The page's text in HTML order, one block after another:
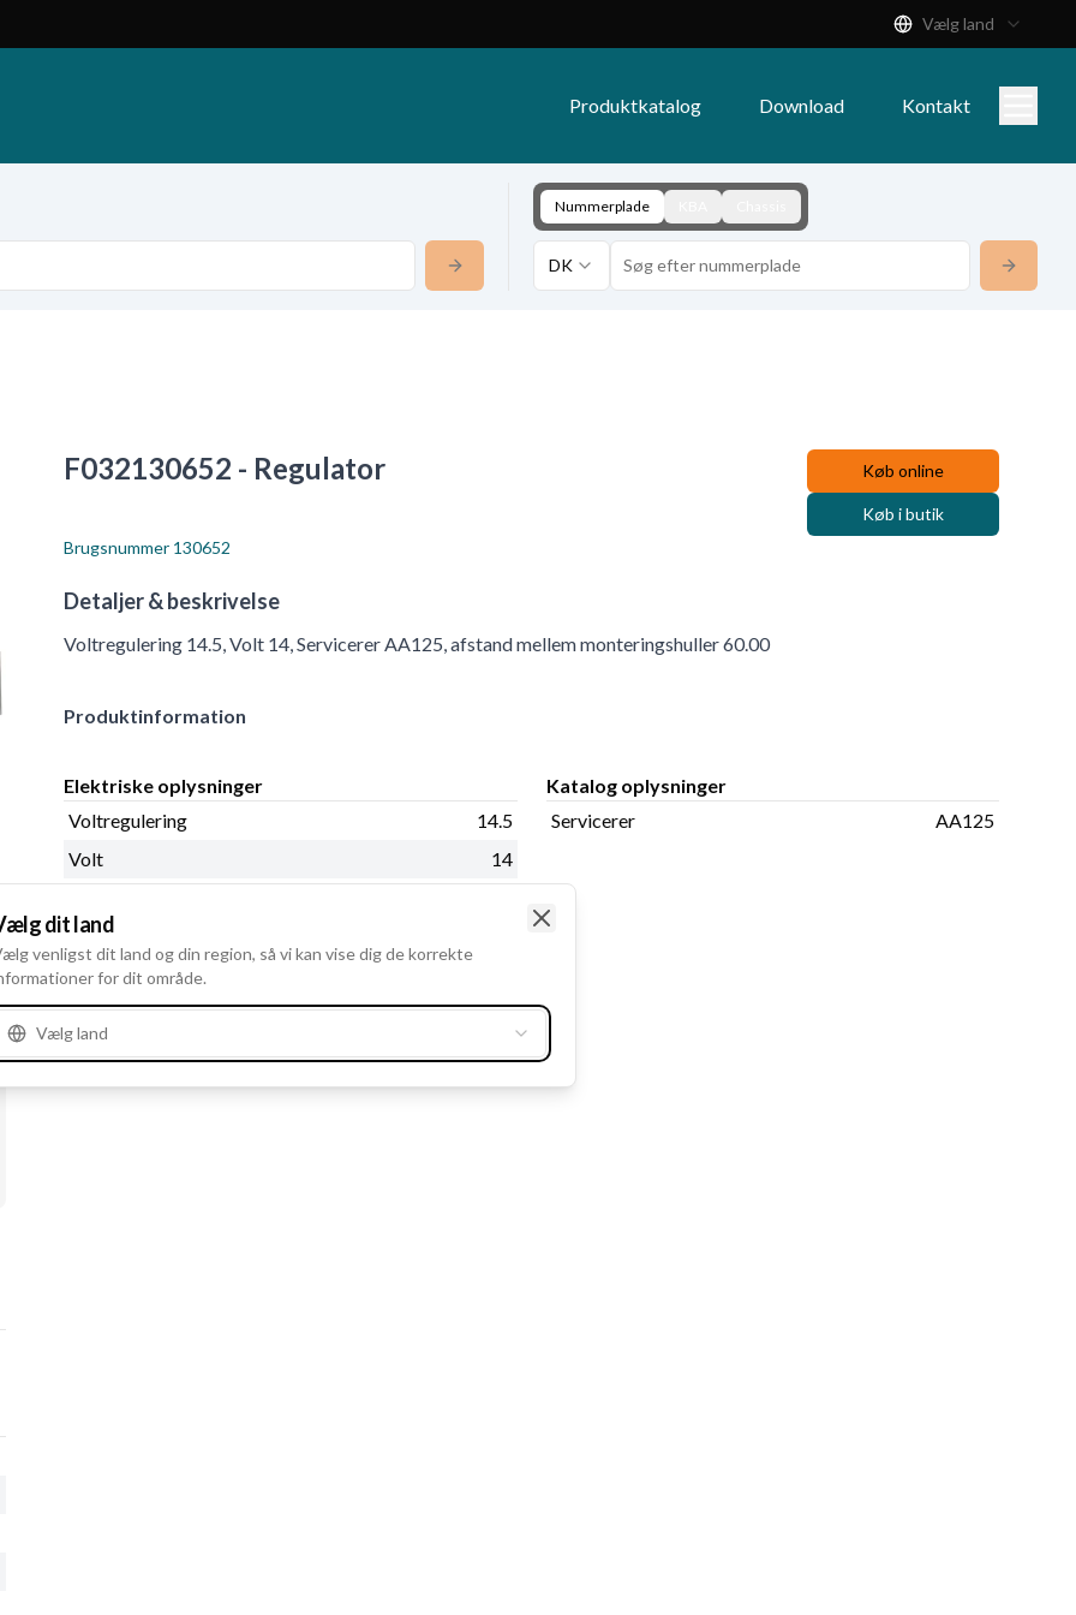
Vælg land
Produktkatalog Download Kontakt
Nummerplade
DK
F032130652 - Regulator Køb online
Køb i butik
Brugsnummer 130652
Detaljer & beskrivelse
Voltregulering 14.5, Volt 14, Servicerer AA125, afstand mellem monteringshuller 60.00
Produktinformation
Elektriske oplysninger
Voltregulering
14.5
Volt
14
Katalog oplysninger
Servicerer
AA125
dit land
venligst dit land og din region, så vi kan vise dig de korrekte
for dit område.
Vælg land